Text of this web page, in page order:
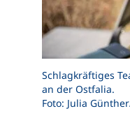
Schlagkräftiges
an der Ostfalia.
Foto: Julia